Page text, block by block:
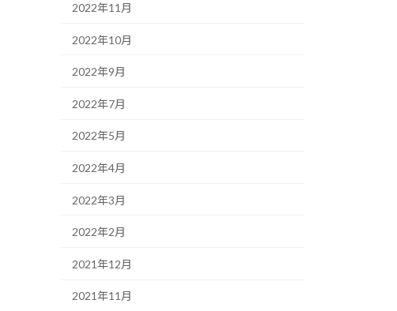
2022年11月
2022年10月
2022年9月
2022年7月
2022年5月
2022年4月
2022年3月
2022年2月
2021年12月
2021年11月